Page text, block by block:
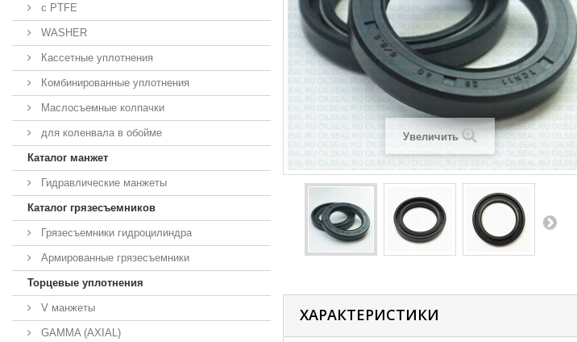
с PTFE
WASHER
Кассетные уплотнения
Комбинированные уплотнения
Маслосъемные колпачки
для коленвала в обойме
Каталог манжет
Гидравлические манжеты
Каталог грязесъемников
Грязесъемники гидроцилиндра
Армированные грязесъемники
Торцевые уплотнения
V манжеты
GAMMA (AXIAL)
Увеличить
ХАРАКТЕРИСТИКИ